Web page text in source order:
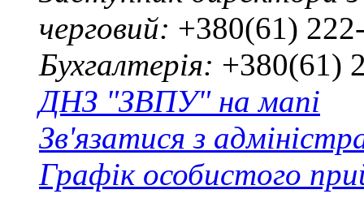
черговий: +380(61)
Бухгалтерія: +380(61)
ДНЗ "ЗВПУ" на мапі
Зв'язатися з
Графік особистого